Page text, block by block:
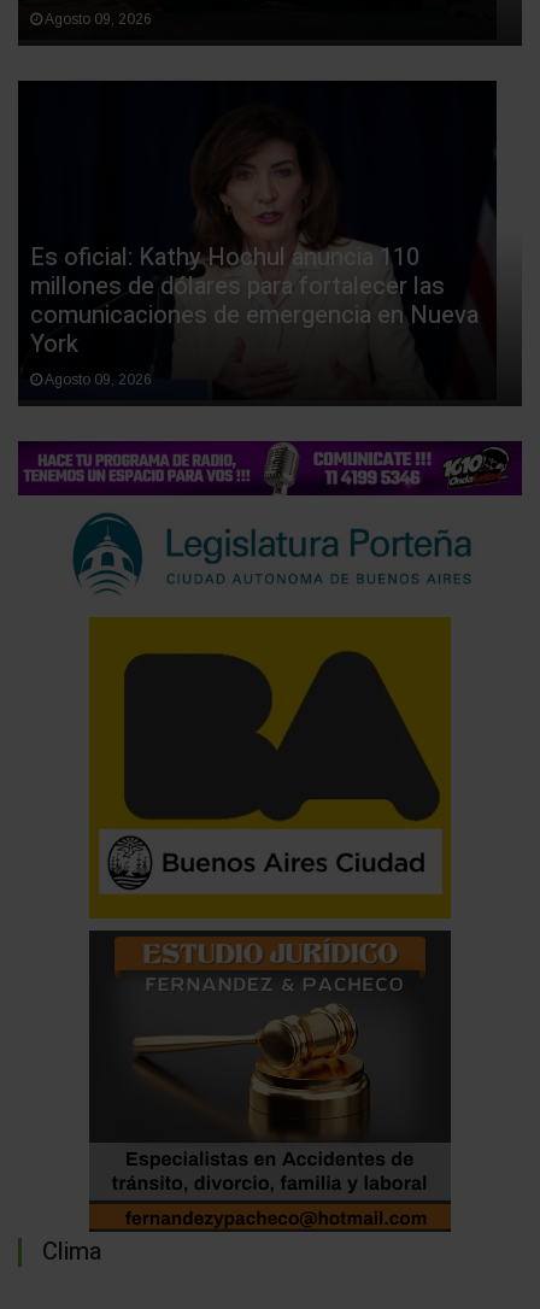
Agosto 09, 2026
Es oficial: Kathy Hochul anuncia 110
millones de dólares para fortalecer las
comunicaciones de emergencia en Nueva
York
Agosto 09, 2026
Clima